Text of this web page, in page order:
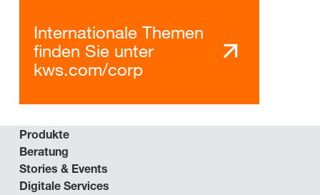
Internationale Themen
finden Sie unter
kws.com/corp
Produkte
Beratung
Stories & Events
Digitale Services